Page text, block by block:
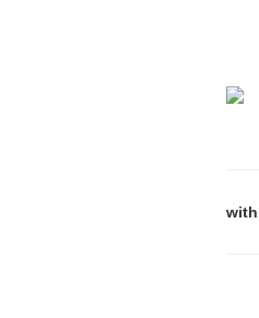
with